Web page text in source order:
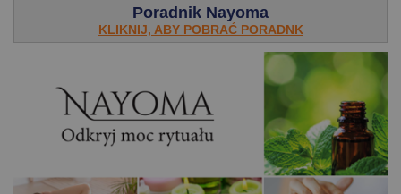
Poradnik Nayoma
KLIKNIJ, ABY POBRAĆ PORADNK